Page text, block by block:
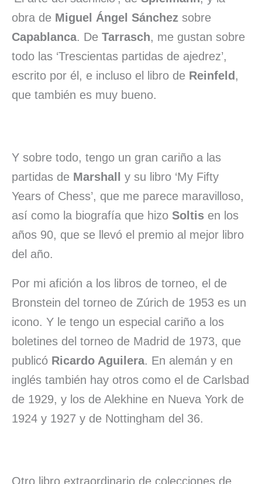
obra de Miguel Ángel Sánchez sobre
Capablanca. De Tarrasch, me gustan sobre
todo las ‘Trescientas partidas de ajedrez’,
escrito por él, e incluso el libro de Reinfeld,
que también es muy bueno.
Y sobre todo, tengo un gran cariño a las
partidas de Marshall y su libro ‘My Fifty
Years of Chess’, que me parece maravilloso,
así como la biografía que hizo Soltis en los
años 90, que se llevó el premio al mejor libro
del año.
Por mi afición a los libros de torneo, el de
Bronstein del torneo de Zúrich de 1953 es un
icono. Y le tengo un especial cariño a los
boletines del torneo de Madrid de 1973, que
publicó Ricardo Aguilera. En alemán y en
inglés también hay otros como el de Carlsbad
de 1929, y los de Alekhine en Nueva York de
1924 y 1927 y de Nottingham del 36.
Otro libro extraordinario de colecciones de